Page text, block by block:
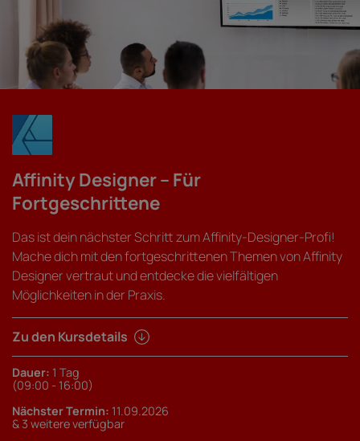
Affinity Designer – Für
Fortgeschrittene
Das ist dein nächster Schritt zum Affinity-Designer-Profi!
Mache dich mit den fortgeschrittenen Themen von Affinity
Designer vertraut und entdecke die vielfältigen
Möglichkeiten in der Praxis.
Zu den Kursdetails
Dauer: 1 Tag
(09:00 - 16:00)
Nächster Termin: 11.09.2026
& 3 weitere verfügbar